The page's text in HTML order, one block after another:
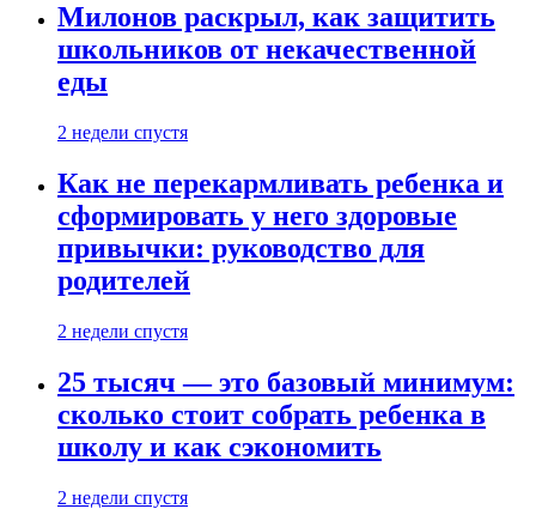
Милонов раскрыл, как защитить
школьников от некачественной
еды
2 недели спустя
Как не перекармливать ребенка и
сформировать у него здоровые
привычки: руководство для
родителей
2 недели спустя
25 тысяч — это базовый минимум:
сколько стоит собрать ребенка в
школу и как сэкономить
2 недели спустя